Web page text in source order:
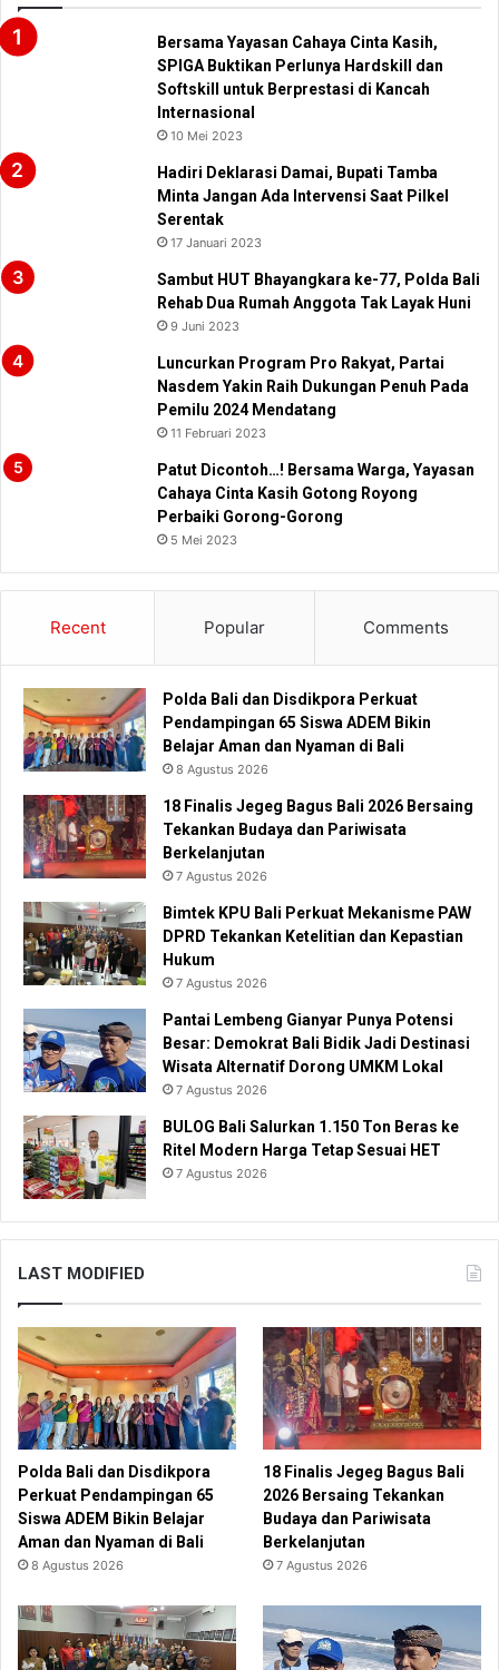
Bersama Yayasan Cahaya Cinta Kasih,
SPIGA Buktikan Perlunya Hardskill dan
Softskill untuk Berprestasi di Kancah
Internasional
10 Mei 2023
Hadiri Deklarasi Damai, Bupati Tamba
Minta Jangan Ada Intervensi Saat Pilkel
Serentak
17 Januari 2023
Sambut HUT Bhayangkara ke-77, Polda Bali
Rehab Dua Rumah Anggota Tak Layak Huni
9 Juni 2023
Luncurkan Program Pro Rakyat, Partai
Nasdem Yakin Raih Dukungan Penuh Pada
Pemilu 2024 Mendatang
11 Februari 2023
Patut Dicontoh…! Bersama Warga, Yayasan
Cahaya Cinta Kasih Gotong Royong
Perbaiki Gorong-Gorong
5 Mei 2023
Recent Popular Comments
Polda Bali dan Disdikpora Perkuat
Pendampingan 65 Siswa ADEM Bikin
Belajar Aman dan Nyaman di Bali
8 Agustus 2026
18 Finalis Jegeg Bagus Bali 2026 Bersaing
Tekankan Budaya dan Pariwisata
Berkelanjutan
7 Agustus 2026
Bimtek KPU Bali Perkuat Mekanisme PAW
DPRD Tekankan Ketelitian dan Kepastian
Hukum
7 Agustus 2026
Pantai Lembeng Gianyar Punya Potensi
Besar: Demokrat Bali Bidik Jadi Destinasi
Wisata Alternatif Dorong UMKM Lokal
7 Agustus 2026
BULOG Bali Salurkan 1.150 Ton Beras ke
Ritel Modern Harga Tetap Sesuai HET
7 Agustus 2026
LAST MODIFIED
Polda Bali dan Disdikpora
Perkuat Pendampingan 65
Siswa ADEM Bikin Belajar
Aman dan Nyaman di Bali
8 Agustus 2026
18 Finalis Jegeg Bagus Bali
2026 Bersaing Tekankan
Budaya dan Pariwisata
Berkelanjutan
7 Agustus 2026